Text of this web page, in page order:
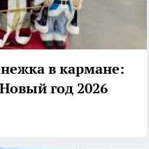
в кармане:
год 2026